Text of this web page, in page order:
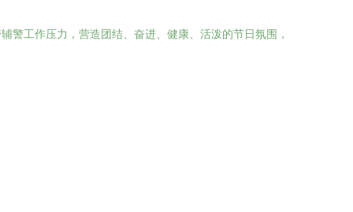
警工作压力，营造团结、奋进、健康、活泼的节日氛围，